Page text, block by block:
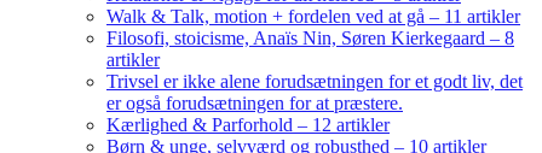
Walk & Talk, motion + fordelen ved at gå – 11 artikler
Filosofi, stoicisme, Anaïs Nin, Søren Kierkegaard – 8
artikler
Trivsel er ikke alene forudsætningen for et godt liv, det
er også forudsætningen for at præstere.
Kærlighed & Parforhold – 12 artikler
Børn & unge, selvværd og robusthed – 10 artikler